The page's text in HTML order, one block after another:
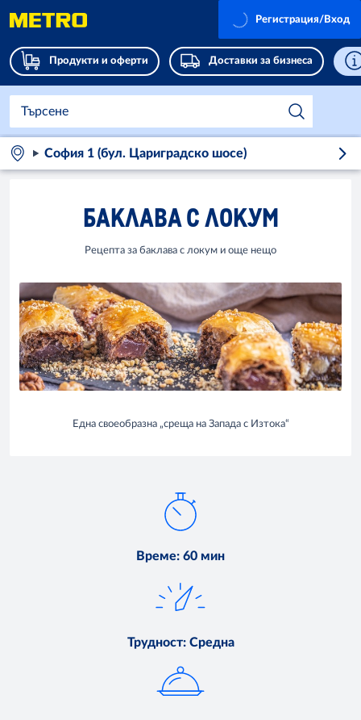
Продукти и оферти Доставки за бизнеса
Регистрация/Вход
София 1 (бул. Цариградско шосе)
БАКЛАВА С ЛОКУМ
Рецепта за баклава с локум и още нещо
Една своеобразна „среща на Запада с Изтока“
Време: 60 мин
Трудност: Средна